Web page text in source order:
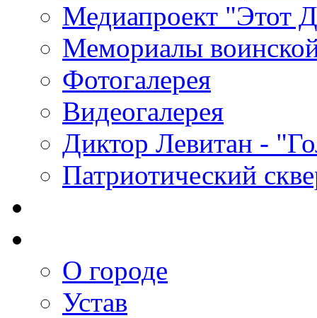
Медиапроект "Этот
Мемориалы
Фотогалерея
Видеогалерея
Диктор Левитан -
Патриотический
О городе
Устав